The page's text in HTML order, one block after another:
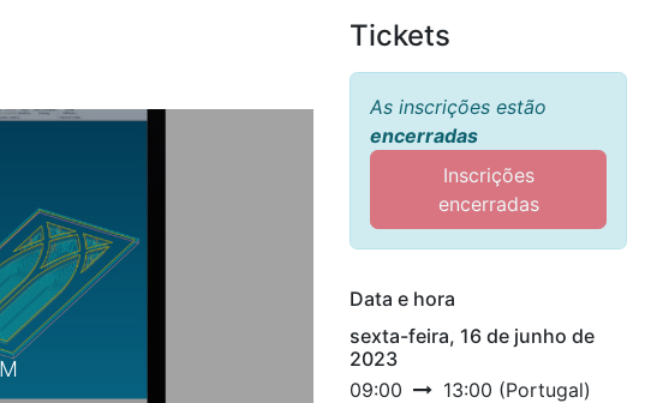
Tickets
As inscrições estão
encerradas
Inscrições
encerradas
Data e hora
sexta-feira, 16 de junho de
2023
09:00
13:00 (Portugal)